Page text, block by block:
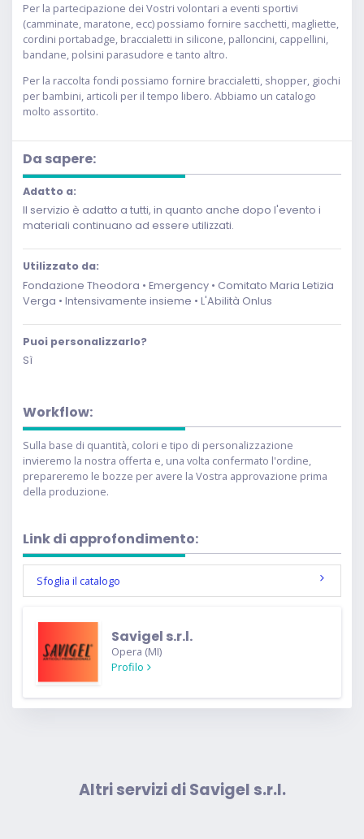
Per la partecipazione dei Vostri volontari a eventi sportivi
(camminate, maratone, ecc) possiamo fornire sacchetti, magliette,
cordini portabadge, braccialetti in silicone, palloncini, cappellini,
bandane, polsini parasudore e tanto altro.
Per la raccolta fondi possiamo fornire braccialetti, shopper, giochi
per bambini, articoli per il tempo libero. Abbiamo un catalogo
molto assortito.
Da sapere:
Adatto a:
Il servizio è adatto a tutti, in quanto anche dopo l'evento i
materiali continuano ad essere utilizzati.
Utilizzato da:
Fondazione Theodora • Emergency • Comitato Maria Letizia
Verga • Intensivamente insieme • L'Abilità Onlus
Puoi personalizzarlo?
Sì
Workflow:
Sulla base di quantità, colori e tipo di personalizzazione
invieremo la nostra offerta e, una volta confermato l'ordine,
prepareremo le bozze per avere la Vostra approvazione prima
della produzione.
Link di approfondimento:
Sfoglia il catalogo
Savigel s.r.l.
Opera (MI)
Profilo
Altri servizi di Savigel s.r.l.